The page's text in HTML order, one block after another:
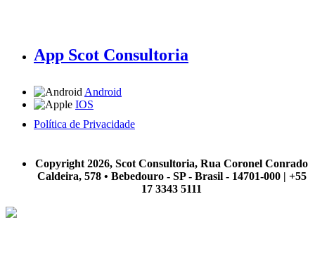
App Scot Consultoria
Android
IOS
Política de Privacidade
Copyright 2026, Scot Consultoria, Rua Coronel Conrado
Caldeira, 578 • Bebedouro - SP - Brasil - 14701-000 | +55
17 3343 5111